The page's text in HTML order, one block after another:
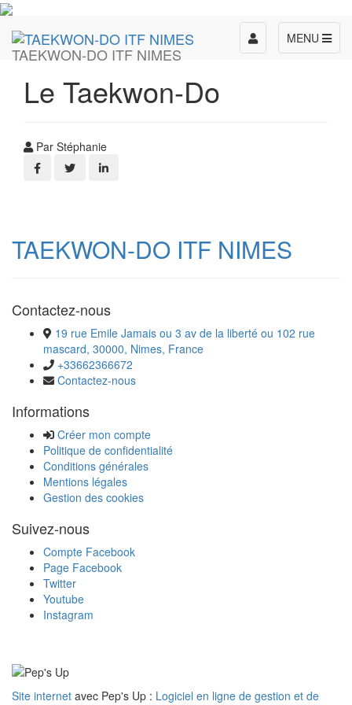
TAEKWON-DO ITF NIMES
MENU
Toggle
navigation
Le Taekwon-Do
Par Stéphanie
TAEKWON-DO ITF NIMES
Contactez-nous
19 rue Emile Jamais ou 3 av de la liberté ou 102 rue
mascard, 30000, Nimes, France
+33662366672
Contactez-nous
Informations
Créer mon compte
Politique de confidentialité
Conditions générales
Mentions légales
Gestion des cookies
Suivez-nous
Compte Facebook
Page Facebook
Twitter
Youtube
Instagram
Site internet avec Pep's Up : Logiciel en ligne de gestion et de